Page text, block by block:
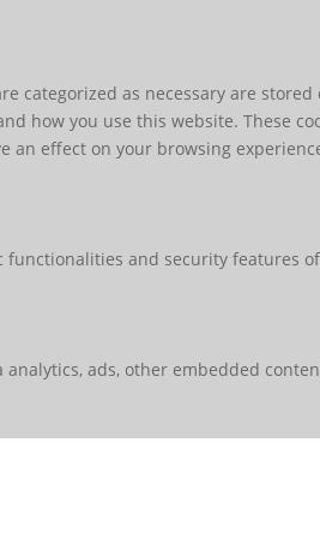
categorized as necessary are
how you use this website. These
an effect on your browsing
and security features
ads, other embedded